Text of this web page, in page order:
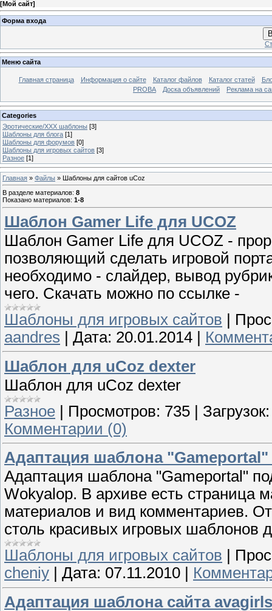
[Мой сайт]
Форма входа
Меню сайта
Главная страница Информация о сайте Каталог файлов Каталог статей
PROBA
Доска объявлений Реклама на
Categories
Эротические/ХХХ шаблоны [3]
Шаблоны для блога [1]
Шаблоны для форумов [0]
Шаблоны для игровых сайтов [3]
Разное [1]
Главная » Файлы » Шаблоны для сайтов uCoz
В разделе материалов: 8
Показано материалов: 1-8
Шаблон Gamer Life для UCOZ
Шаблон Gamer Life для UCOZ -
позволяющий сделать игровой
необходимо - слайдер, вывод
чего. Скачать можно по ссылке -
Шаблоны для игровых сайтов
aandres
Дата: 20.01.2014
Шаблон для uCoz dexter
Шаблон для uCoz dexter
Разное | Просмотров: 735 | Загрузок:
Комментарии (0)
Адаптация шаблона
Адаптация шаблона "Gameportal"
Wokyalop. В архиве есть страница
материалов и вид комментариев.
столь красивых игровых шаблонов
Шаблоны для игровых сайтов
cheniy
Дата: 07.11.2010
Адаптация шаблона сайта